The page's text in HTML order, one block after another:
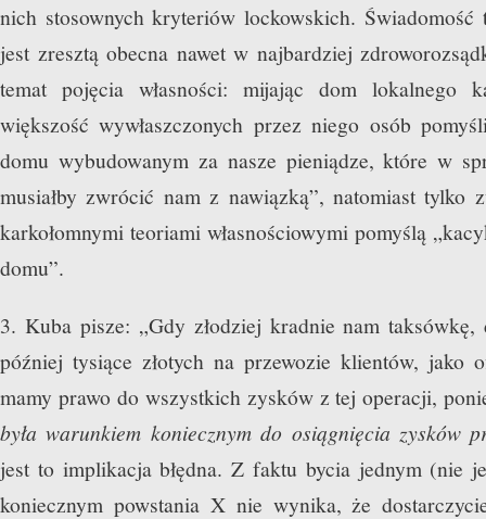
nich stosownych kryteriów lockowskich.
jest zresztą obecna nawet w najbardziej
temat pojęcia własności: mijając dom lokalnego
większość wywłaszczonych przez niego osób
domu wybudowanym za nasze pieniądze, które w
musiałby zwrócić nam z nawiązką”, natomiast tylko
karkołomnymi teoriami własnościowymi pomyślą
domu”.
3. Kuba pisze: „Gdy złodziej kradnie nam
później tysiące złotych na przewozie klientów, jako
mamy prawo do wszystkich zysków z tej operacji,
była warunkiem koniecznym do osiągnięcia zysków
jest to implikacja błędna. Z faktu bycia jednym (nie
koniecznym powstania X nie wynika, że